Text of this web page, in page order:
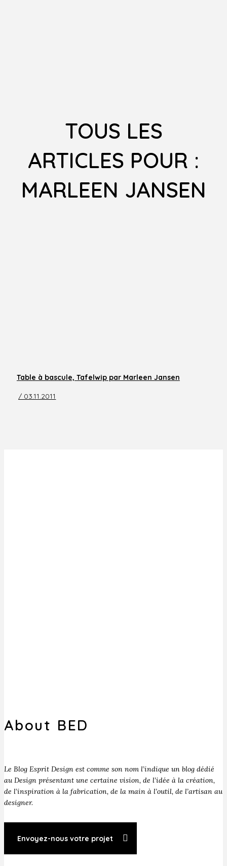
TOUS LES
ARTICLES POUR :
MARLEEN JANSEN
Table à bascule, Tafelwip par Marleen Jansen
/ 03.11.2011
About BED
Le Blog Esprit Design est comme son nom l’indique un blog dédié
au Design présentant une certaine vision, de l’idée à la création,
de l’inspiration à la fabrication, de la main à l’outil, de l’artisan au
designer.
Envoyez-nous votre projet